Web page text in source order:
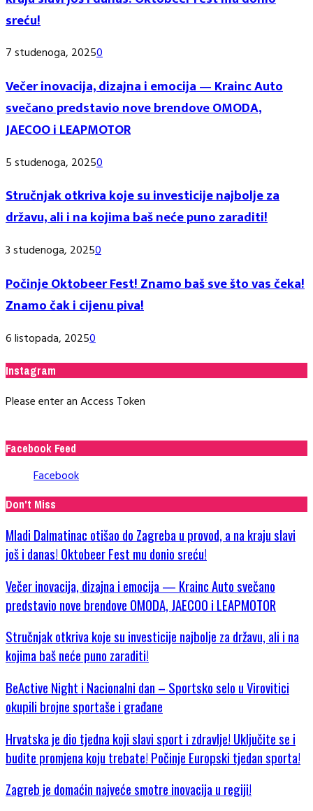
sreću!
7 studenoga, 20250
Večer inovacija, dizajna i emocija — Krainc Auto
svečano predstavio nove brendove OMODA,
JAECOO i LEAPMOTOR
5 studenoga, 20250
Stručnjak otkriva koje su investicije najbolje za
državu, ali i na kojima baš neće puno zaraditi!
3 studenoga, 20250
Počinje Oktobeer Fest! Znamo baš sve što vas čeka!
Znamo čak i cijenu piva!
6 listopada, 20250
Instagram
Please enter an Access Token
Facebook Feed
Facebook
Don't Miss
Mladi Dalmatinac otišao do Zagreba u provod, a na kraju slavi
još i danas! Oktobeer Fest mu donio sreću!
Večer inovacija, dizajna i emocija — Krainc Auto svečano
predstavio nove brendove OMODA, JAECOO i LEAPMOTOR
Stručnjak otkriva koje su investicije najbolje za državu, ali i na
kojima baš neće puno zaraditi!
BeActive Night i Nacionalni dan – Sportsko selo u Virovitici
okupili brojne sportaše i građane
Hrvatska je dio tjedna koji slavi sport i zdravlje! Uključite se i
budite promjena koju trebate! Počinje Europski tjedan sporta!
Zagreb je domaćin najveće smotre inovacija u regiji!